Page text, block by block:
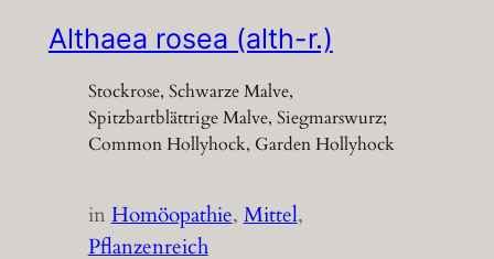
Althaea rosea (alth-r.)
Stockrose, Schwarze Malve,
Spitzbartblättrige Malve, Siegmarswurz;
Common Hollyhock, Garden Hollyhock
inHomöopathie, Mittel
Pflanzenreich